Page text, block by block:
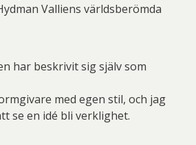
Valliens världsberömda
har beskrivit sig själv som
med egen stil, och jag
se en idé bli verklighet.